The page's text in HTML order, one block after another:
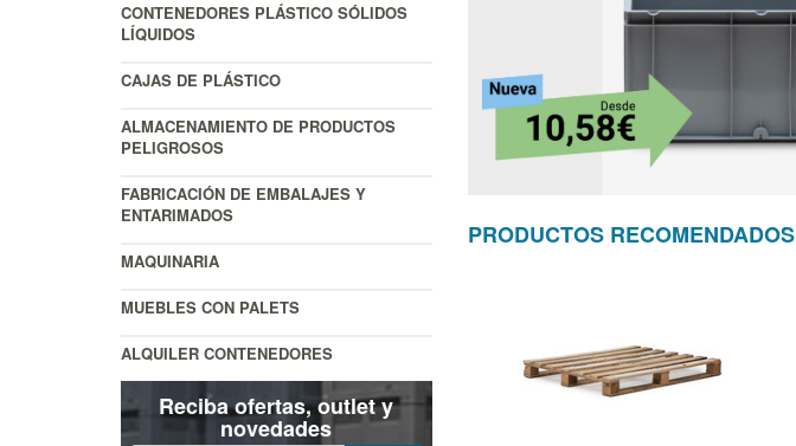
CONTENEDORES PLÁSTICO SÓLIDOS
LÍQUIDOS
CAJAS DE PLÁSTICO
ALMACENAMIENTO DE PRODUCTOS
PELIGROSOS
FABRICACIÓN DE EMBALAJES Y
ENTARIMADOS
MAQUINARIA
MUEBLES CON PALETS
ALQUILER CONTENEDORES
Reciba ofertas, outlet y
novedades
PRODUCTOS RECOMENDADOS